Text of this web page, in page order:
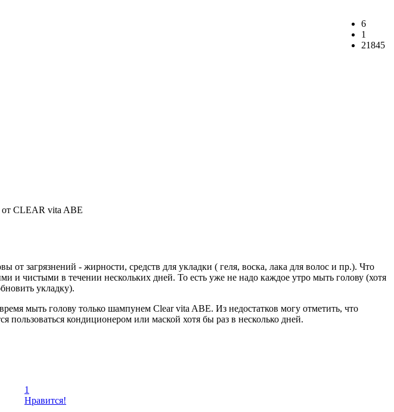
6
1
21845
загрязнений - жирности, средств для укладки ( геля, воска, лака для волос и пр.). Что
чистыми в течении нескольких дней. То есть уже не надо каждое утро мыть голову (хотя
укладку).
мыть голову только шампунем Clear vita ABE. Из недостатков могу отметить, что
кондиционером или маской хотя бы раз в несколько дней.
1
Нравится!